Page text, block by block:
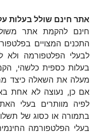
אתר חינם שולל בעלות
חינם להקמת אתר
התכנים המצויים
לבעלי הפלטפורמה ולא
בעלות כספית כלשהי,
מעלה את השאלה כיצד
אם כן, נעוצה לא אחת
לפיה מוותרים בעלי
בתמורה או כסוג של
בעלי הפלטפורמה